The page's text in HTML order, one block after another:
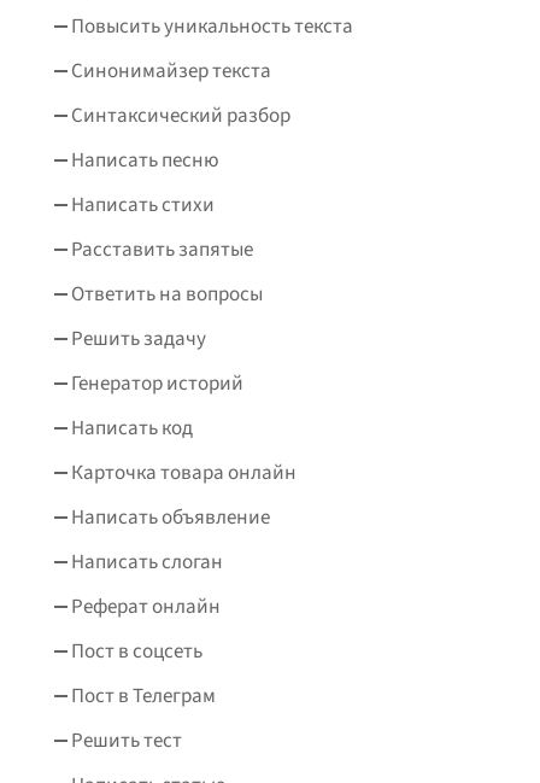
Повысить уникальность текста
Синонимайзер текста
Синтаксический разбор
Написать песню
Написать стихи
Расставить запятые
Ответить на вопросы
Решить задачу
Генератор историй
Написать код
Карточка товара онлайн
Написать объявление
Написать слоган
Реферат онлайн
Пост в соцсеть
Пост в Телеграм
Решить тест